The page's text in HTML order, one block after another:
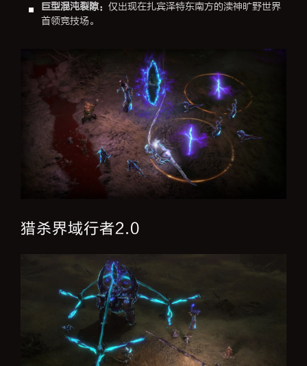
巨型混沌裂隙： 仅出现在扎宾泽特东南方的渎神旷野世界
首领竞技场。
猎杀界域行者2.0